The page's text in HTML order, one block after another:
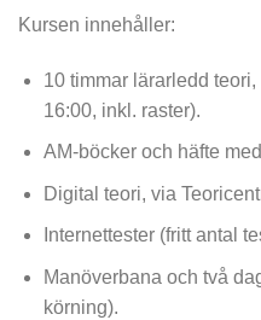
Kursen innehåller:
10 timmar lärarledd
16:00, inkl. raster).
AM-böcker och häfte
Digital teori, via
Internettester (fritt antal
Manöverbana och två
körning).